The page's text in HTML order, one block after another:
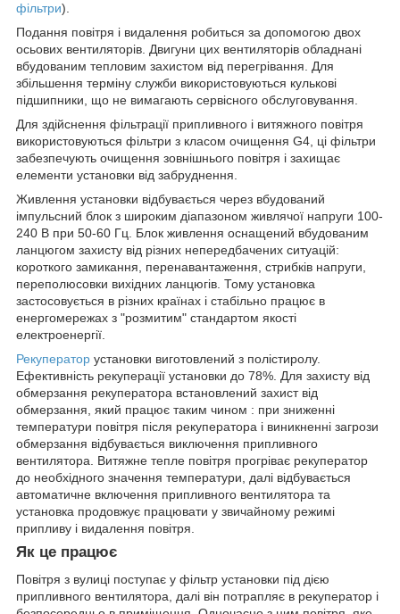
фільтри).
Подання повітря і видалення робиться за допомогою двох
осьових вентиляторів. Двигуни цих вентиляторів обладнані
вбудованим тепловим захистом від перегрівання. Для
збільшення терміну служби використовуються кулькові
підшипники, що не вимагають сервісного обслуговування.
Для здійснення фільтрації припливного і витяжного повітря
використовуються фільтри з класом очищення G4, ці фільтри
забезпечують очищення зовнішнього повітря і захищає
елементи установки від забруднення.
Живлення установки відбувається через вбудований
імпульсний блок з широким діапазоном живлячої напруги 100-
240 В при 50-60 Гц. Блок живлення оснащений вбудованим
ланцюгом захисту від різних непередбачених ситуацій:
короткого замикання, перенавантаження, стрибків напруги,
переполюсовки вихідних ланцюгів. Тому установка
застосовується в різних країнах і стабільно працює в
енергомережах з "розмитим" стандартом якості
електроенергії.
Рекуператор установки виготовлений з полістиролу.
Ефективність рекуперації установки до 78%. Для захисту від
обмерзання рекуператора встановлений захист від
обмерзання, який працює таким чином : при зниженні
температури повітря після рекуператора і виникненні загрози
обмерзання відбувається виключення припливного
вентилятора. Витяжне тепле повітря прогріває рекуператор
до необхідного значення температури, далі відбувається
автоматичне включення припливного вентилятора та
установка продовжує працювати у звичайному режимі
припливу і видалення повітря.
Як це працює
Повітря з вулиці поступає у фільтр установки під дією
припливного вентилятора, далі він потрапляє в рекуператор і